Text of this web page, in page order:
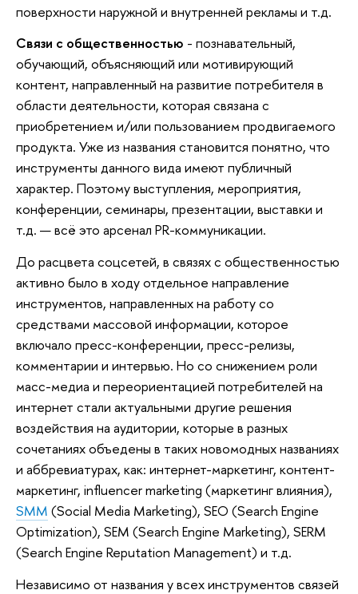
поверхности наружной и внутренней рекламы и т.д.
Связи с общественностью - познавательный,
обучающий, объясняющий или мотивирующий
контент, направленный на развитие потребителя в
области деятельности, которая связана с
приобретением и/или пользованием продвигаемого
продукта. Уже из названия становится понятно, что
инструменты данного вида имеют публичный
характер. Поэтому выступления, мероприятия,
конференции, семинары, презентации, выставки и
т.д. — всё это арсенал PR-коммуникации.
До расцвета соцсетей, в связях с общественностью
активно было в ходу отдельное направление
инструментов, направленных на работу со
средствами массовой информации, которое
включало пресс-конференции, пресс-релизы,
комментарии и интервью. Но со снижением роли
масс-медиа и переориентацией потребителей на
интернет стали актуальными другие решения
воздействия на аудитории, которые в разных
сочетаниях объедены в таких новомодных названиях
и аббревиатурах, как: интернет-маркетинг, контент-
маркетинг, influencer marketing (маркетинг влияния),
SMM (Social Media Marketing), SEO (Search Engine
Optimization), SEM (Search Engine Marketing), SERM
(Search Engine Reputation Management) и т.д.
Независимо от названия у всех инструментов связей